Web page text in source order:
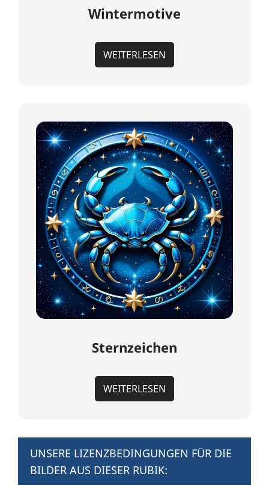
Wintermotive
WEITERLESEN
Sternzeichen
WEITERLESEN
UNSERE LIZENZBEDINGUNGEN FÜR DIE
BILDER AUS DIESER RUBIK: